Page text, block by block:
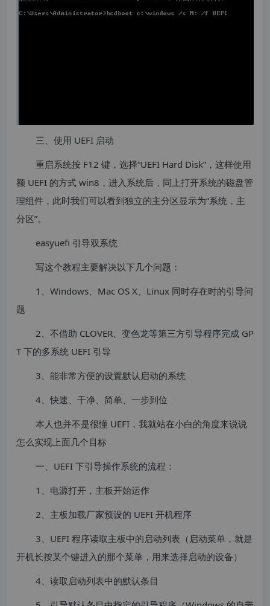
三、使用 UEFI 启动
重启系统按 F12 键，选择“UEFI Hard Disk”，这样使用
额 UEFI 的方式 win8，进入系统后，同上打开系统的磁盘管
理组件，此时我们可以看到独立的主分区显示为“系统，主
分区”。
easyuefi 引导双系统
写这个教程主要解决以下几个问题：
1、Windows、Mac OS X、Linux 同时存在时的引导问
题
2、不借助 CLOVER、变色龙等第三方引导程序完成 GP
T 下的多系统 UEFI 引导
3、能非常方便的设置默认启动的系统
4、快速、干净、简单、一步到位
本人也并不是很懂 UEFI，我就站在小白的角度来说说
怎么实现上面几个目标
一、UEFI 下引导操作系统的流程：
1、电源打开，主板开始运作
2、主板加载厂家预设的 UEFI 开机程序
3、UEFI 程序读取主板中的启动列表（启动菜单，就是
开机长按某个键进入的那个菜单，用来选择启动的设备）
4、读取启动列表中的默认条目